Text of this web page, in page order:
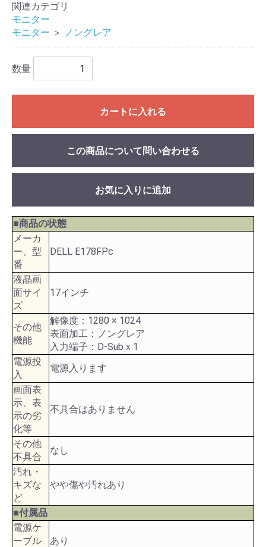
関連カテゴリ
モニター
モニター ＞ ノングレア
数量
カートに入れる
この商品について問い合わせる
お気に入りに追加
■商品の状態
メーカ
ー、型
番
DELL E178FPc
液晶画
面サイ
ズ
17インチ
その他
機能
解像度：1280 × 1024
表面加工：ノングレア
入力端子：D-Subｘ1
電源投
入
電源入ります
画面表
示、表
示の劣
化等
不具合はありません
その他
不具合
なし
汚れ・
キズな
ど
やや傷や汚れあり
■付属品
電源ケ
ーブル
あり